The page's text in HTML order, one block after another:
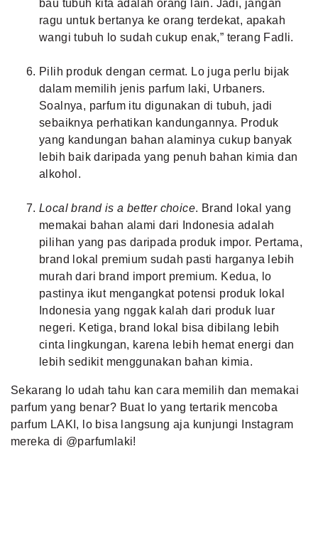
bau tubuh kita adalah orang lain. Jadi, jangan
ragu untuk bertanya ke orang terdekat, apakah
wangi tubuh lo sudah cukup enak,” terang Fadli.
Pilih produk dengan cermat. Lo juga perlu bijak
dalam memilih jenis parfum laki, Urbaners.
Soalnya, parfum itu digunakan di tubuh, jadi
sebaiknya perhatikan kandungannya. Produk
yang kandungan bahan alaminya cukup banyak
lebih baik daripada yang penuh bahan kimia dan
alkohol.
Local brand is a better choice. Brand lokal yang
memakai bahan alami dari Indonesia adalah
pilihan yang pas daripada produk impor. Pertama,
brand lokal premium sudah pasti harganya lebih
murah dari brand import premium. Kedua, lo
pastinya ikut mengangkat potensi produk lokal
Indonesia yang nggak kalah dari produk luar
negeri. Ketiga, brand lokal bisa dibilang lebih
cinta lingkungan, karena lebih hemat energi dan
lebih sedikit menggunakan bahan kimia.
Sekarang lo udah tahu kan cara memilih dan memakai
parfum yang benar? Buat lo yang tertarik mencoba
parfum LAKI, lo bisa langsung aja kunjungi Instagram
mereka di @parfumlaki!